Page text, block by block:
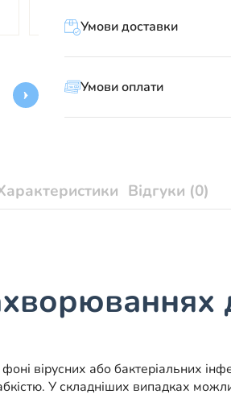
Умови доставки
Умови оплати
Відгуки (0)
вірусних або бактеріальних
У складніших випадках